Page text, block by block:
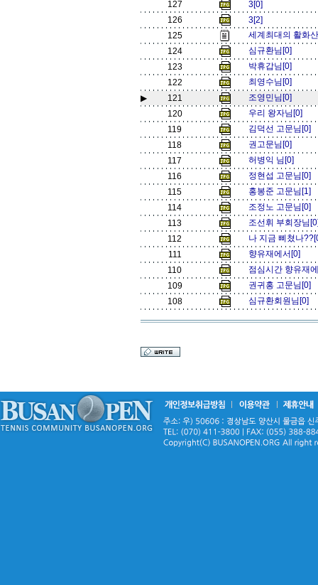
127
3[0]
126
3[2]
125
세계최대의 활화
124
심규환님[0]
123
박휴갑님[0]
122
최영수님[0]
▶
121
조영민님[0]
120
우리 왕자님[0]
119
김덕선 고문님[0]
118
권고문님[0]
117
허병익 님[0]
116
정현섭 고문님[0]
115
홍봉준 고문님[1]
114
조정노 고문님[0]
113
조선휘 부회장님
112
나 지금 삐쳤나
111
향유재에서[0]
110
점심시간 향유재
109
권귀홍 고문님[0]
108
심규환회원님[0]